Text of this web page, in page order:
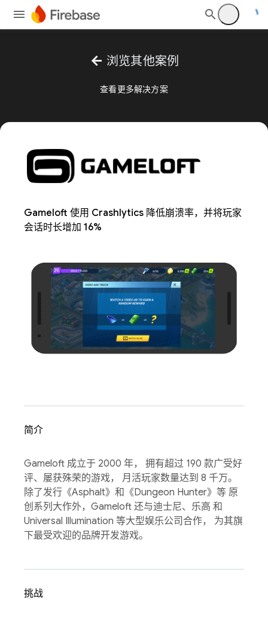
arrow_back 浏览其他案例
查看更多解决方案
Gameloft 使用 Crashlytics 降低崩溃率，并将玩家
会话时长增加 16%
简介
Gameloft 成立于 2000 年， 拥有超过 190 款广受好
评、屡获殊荣的游戏， 月活玩家数量达到 8 千万。
除了发行《Asphalt》和《Dungeon Hunter》等 原
创系列大作外，Gameloft 还与迪士尼、乐高 和
Universal Illumination 等大型娱乐公司合作， 为其旗
下最受欢迎的品牌开发游戏。
挑战